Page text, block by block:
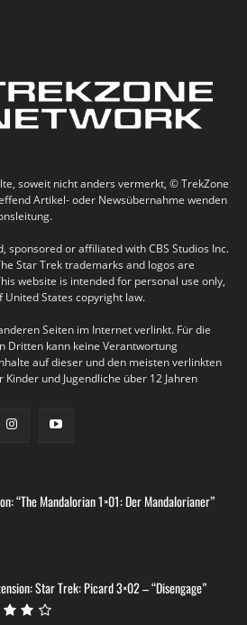
soweit nicht anders vermerkt, © TrekZone
Artikel- oder Newsübernahme wenden
sponsored or affiliated with CBS Studios Inc.
Star Trek trademarks and logos are
website is intended for personal use only,
United States copyright law.
Seiten im Internet verlinkt. Für die
Dritten kann keine Verantwortung
auf dieser und den meisten verlinkten
und Jugendliche über 12 Jahren
“The Mandalorian 1×01: Der Mandalorianer”
Star Trek: Picard 3×02 – “Disengage”